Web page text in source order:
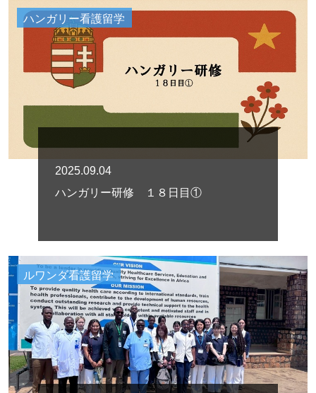
ハンガリー看護留学
2025.09.04
ハンガリー研修 １８日目①
ルワンダ看護留学